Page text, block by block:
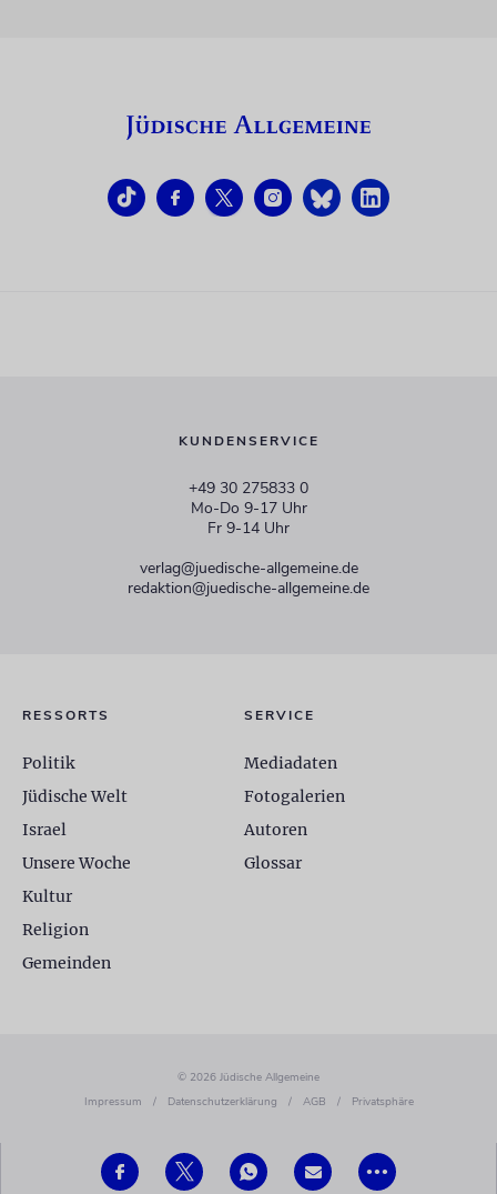
•••
KUNDENSERVICE
+49 30 275833 0
Mo-Do 9-17 Uhr
Fr 9-14 Uhr
verlag@juedische-allgemeine.de
redaktion@juedische-allgemeine.de
RESSORTS
Politik
Jüdische Welt
Israel
Unsere Woche
Kultur
Religion
Gemeinden
SERVICE
Mediadaten
Fotogalerien
Autoren
Glossar
© 2026 Jüdische Allgemeine
Impressum
/ Datenschutzerklärung / AGB / Privatsphäre